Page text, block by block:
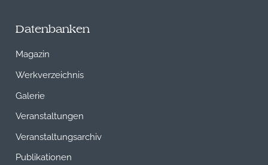
Datenbanken
Magazin
Werkverzeichnis
Galerie
Veranstaltungen
Veranstaltungsarchiv
Publikationen